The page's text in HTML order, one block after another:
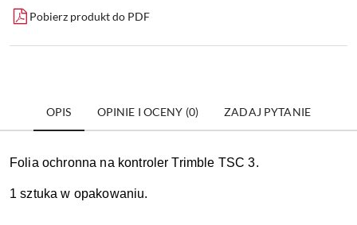
Pobierz produkt do PDF
OPIS OPINIE I OCENY (0) ZADAJ PYTANIE
Folia ochronna na kontroler Trimble TSC 3.
1 sztuka w opakowaniu.